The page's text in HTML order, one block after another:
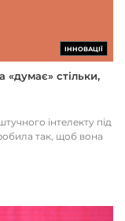
ІННОВАЦІЇ
стільки,
інтелекту під
так, щоб вона